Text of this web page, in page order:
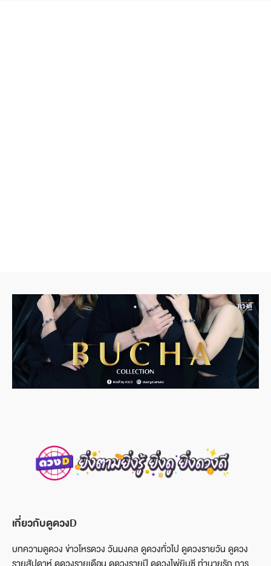
เกี่ยวกับดูดวงD
บทความดูดวง ข่าวโหรดวง วันมงคล ดูดวงทั่วไป ดูดวงรายวัน ดูดวง